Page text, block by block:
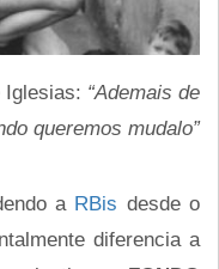
Iglesias: “Ademais de
queremos mudalo”
a RBis desde o
diferencia a